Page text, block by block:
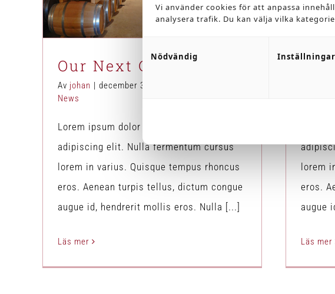
Blog Hops News
Our Next Craft Tour
Av johan | december 3rd, 2017
News
Lorem ipsum dolor sit amet, consectetur
adipiscing elit. Nulla fermentum cursus
lorem in varius. Quisque tempus rhoncus
eros. Aenean turpis tellus, dictum congue
augue id, hendrerit mollis eros. Nulla [...]
Läs mer
lorem
eros.
augue
Läs mer
Vi använder cookies för att anpassa
analysera trafik. Du kan välja vilka
Nödvändig Inställningar